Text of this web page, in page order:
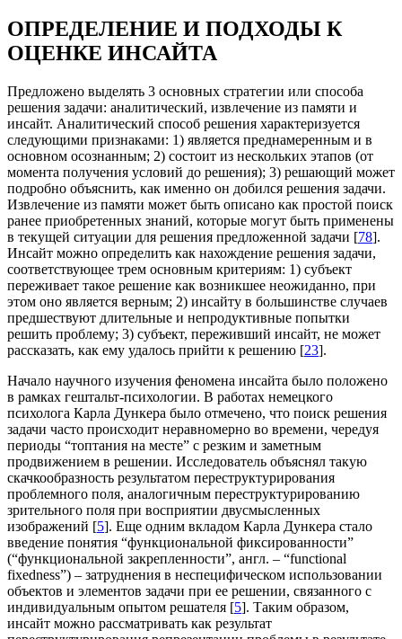
ОПРЕДЕЛЕНИЕ И ПОДХОДЫ К
ОЦЕНКЕ ИНСАЙТА
Предложено выделять 3 основных стратегии или способа
решения задачи: аналитический, извлечение из памяти и
инсайт. Аналитический способ решения характеризуется
следующими признаками: 1) является преднамеренным и в
основном осознанным; 2) состоит из нескольких этапов (от
момента получения условий до решения); 3) решающий может
подробно объяснить, как именно он добился решения задачи.
Извлечение из памяти может быть описано как простой поиск
ранее приобретенных знаний, которые могут быть применены
в текущей ситуации для решения предложенной задачи [78].
Инсайт можно определить как нахождение решения задачи,
соответствующее трем основным критериям: 1) субъект
переживает такое решение как возникшее неожиданно, при
этом оно является верным; 2) инсайту в большинстве случаев
предшествуют длительные и непродуктивные попытки
решить проблему; 3) субъект, переживший инсайт, не может
рассказать, как ему удалось прийти к решению [23].
Начало научного изучения феномена инсайта было положено
в рамках гештальт-психологии. В работах немецкого
психолога Карла Дункера было отмечено, что поиск решения
задачи часто происходит неравномерно во времени, чередуя
периоды “топтания на месте” с резким и заметным
продвижением в решении. Исследователь объяснял такую
скачкообразность результатом переструктурирования
проблемного поля, аналогичным переструктурированию
зрительного поля при восприятии двусмысленных
изображений [5]. Еще одним вкладом Карла Дункера стало
введение понятия “функциональной фиксированности”
(“функциональной закрепленности”, англ. – “functional
fixedness”) – затруднения в неспецифическом использовании
объектов и элементов задачи при ее решении, связанного с
индивидуальным опытом решателя [5]. Таким образом,
инсайт можно рассматривать как результат